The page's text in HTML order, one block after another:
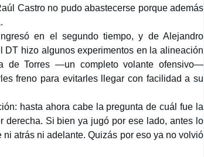
Castro no pudo abastecerse porque además
en el segundo tiempo, y de Alejandro
hizo algunos experimentos en la alineación
de Torres —un completo volante ofensivo—
freno para evitarles llegar con facilidad a su
hasta ahora cabe la pregunta de cuál fue la
derecha. Si bien ya jugó por ese lado, antes lo
atrás ni adelante. Quizás por eso ya no volvió